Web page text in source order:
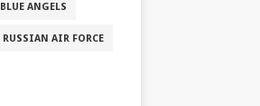
BLUE ANGELS
RUSSIAN AIR FORCE